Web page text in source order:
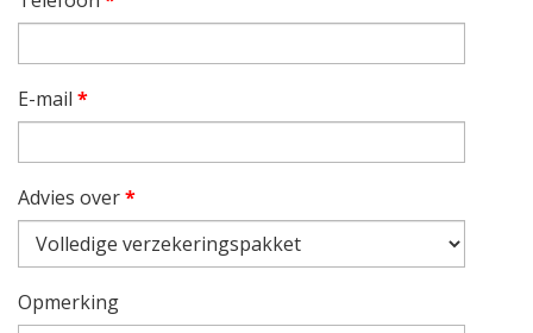
E-mail *
Advies over*
Opmerking